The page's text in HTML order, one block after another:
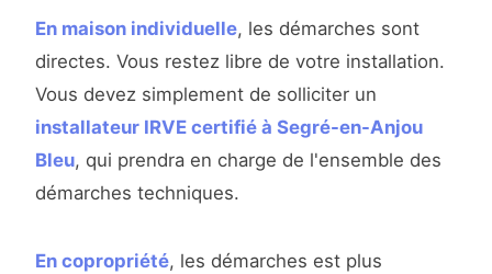
En maison individuelle, les démarches sont
directes. Vous restez libre de votre installation.
Vous devez simplement de solliciter un
installateur IRVE certifié à Segré-en-Anjou
Bleu, qui prendra en charge de l'ensemble des
démarches techniques.
En copropriété, les démarches est plus